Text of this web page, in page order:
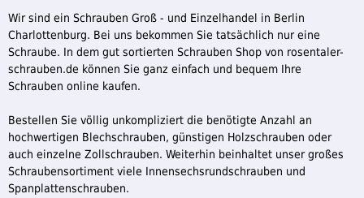
Wir sind ein Schrauben Groß - und Einzelhandel in Berlin
Charlottenburg. Bei uns bekommen Sie tatsächlich nur eine
Schraube. In dem gut sortierten Schrauben Shop von rosentaler-
schrauben.de können Sie ganz einfach und bequem Ihre
Schrauben online kaufen.
Bestellen Sie völlig unkompliziert die benötigte Anzahl an
hochwertigen Blechschrauben, günstigen Holzschrauben oder
auch einzelne Zollschrauben. Weiterhin beinhaltet unser großes
Schraubensortiment viele Innensechsrundschrauben und
Spanplattenschrauben.